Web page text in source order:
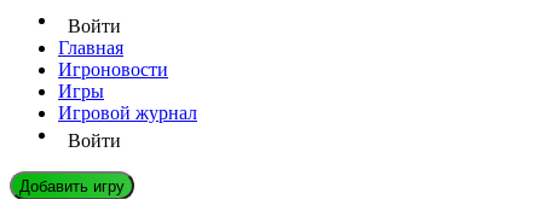
Войти
Главная
Игроновости
Игры
Игровой журнал
Войти
Добавить игру